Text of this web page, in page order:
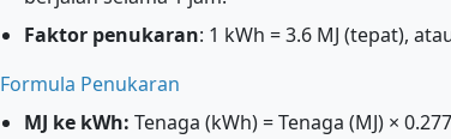
Faktor penukaran: 1 kWh = 3.6 MJ (tepat),
Formula Penukaran
MJ ke kWh: Tenaga (kWh) = Tenaga (MJ) ×